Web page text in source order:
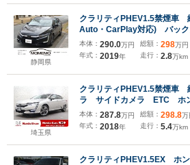
静岡県
クラリティPHEV1.5禁煙車
Auto・CarPlay対応) バッ
ラ ETC ホンダセンシング
ビシート パワーシート
ルミホイール スマートキー
本体： 290.0万円
年式： 2019年
総額： 298万円
走行： 2.8万km
埼玉県
クラリティPHEV1.5禁煙車
ラ サイドカメラ ETC ホ
ヒーター コンビシート パ
ライト 純正アルミホイール
本体： 287.8万円
年式： 2018年
総額： 298.8万
走行： 5.4万km
クラリティPHEV1.5EX ホ